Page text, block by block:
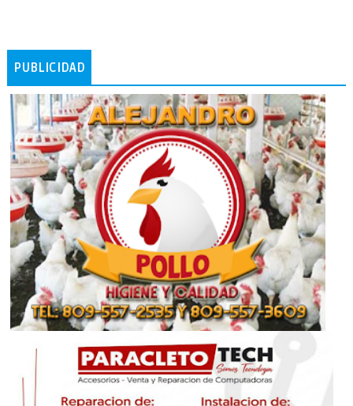
PUBLICIDAD